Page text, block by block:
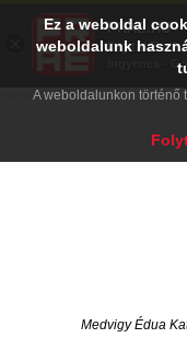
Medvigy Édua
Ez a weboldal
weboldalunk
A weboldalunkon történő
PRAE.HU
Digital
Ingyenes -